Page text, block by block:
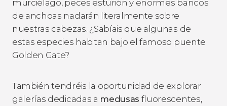
murciélago, peces esturión y enormes bancos
de anchoas nadarán literalmente sobre
nuestras cabezas. ¿Sabíais que algunas de
estas especies habitan bajo el famoso puente
Golden Gate?
También tendréis la oportunidad de explorar
galerías dedicadas a medusas fluorescentes,